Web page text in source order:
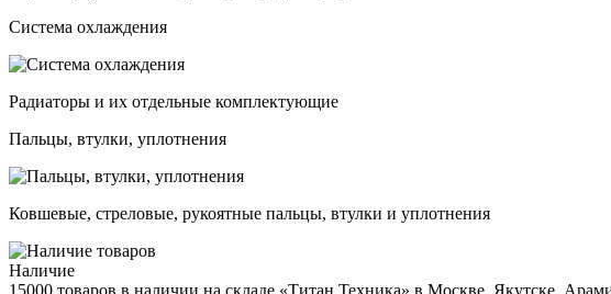
Система охлаждения
Радиаторы и их отдельные комплектующие
Пальцы, втулки, уплотнения
Ковшевые, стреловые, рукоятные пальцы, втулки и уплотнения
Наличие
15000 товаров в наличии на складе «Титан Техника» в Москве, Якутске,